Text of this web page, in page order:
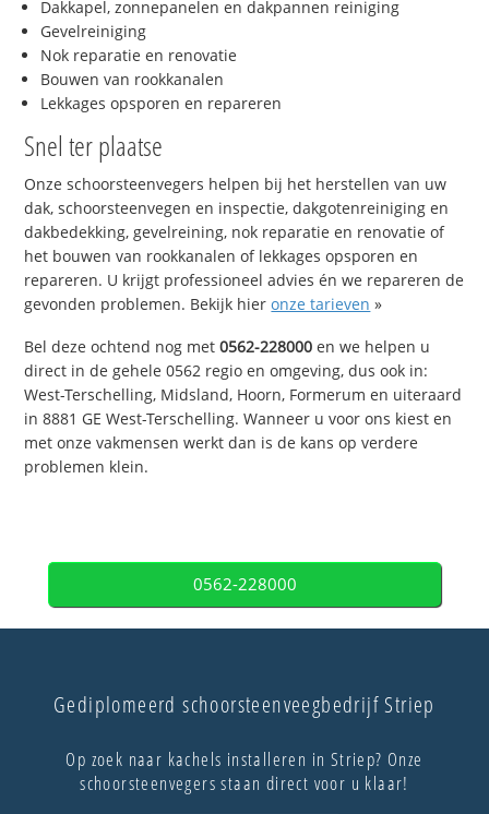
Dakkapel, zonnepanelen en dakpannen reiniging
Gevelreiniging
Nok reparatie en renovatie
Bouwen van rookkanalen
Lekkages opsporen en repareren
Snel ter plaatse
Onze schoorsteenvegers helpen bij het herstellen van uw
dak, schoorsteenvegen en inspectie, dakgotenreiniging en
dakbedekking, gevelreining, nok reparatie en renovatie of
het bouwen van rookkanalen of lekkages opsporen en
repareren. U krijgt professioneel advies én we repareren de
gevonden problemen. Bekijk hieronze tarieven »
Bel deze ochtend nog met0562-228000 en we helpen u
direct in de gehele 0562 regio en omgeving, dus ook in:
West-Terschelling, Midsland, Hoorn, Formerum en uiteraard
in 8881 GE West-Terschelling. Wanneer u voor ons kiest en
met onze vakmensen werkt dan is de kans op verdere
problemen klein.
0562-228000
Gediplomeerd schoorsteenveegbedrijf Striep
Op zoek naar kachels installeren in Striep? Onze
schoorsteenvegers staan direct voor u klaar!